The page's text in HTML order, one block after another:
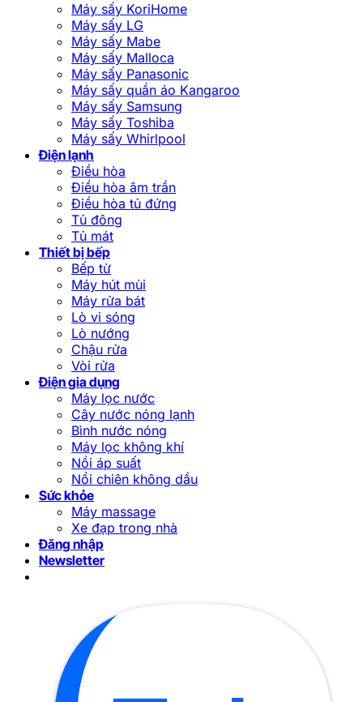
Máy sấy KoriHome
Máy sấy LG
Máy sấy Mabe
Máy sấy Malloca
Máy sấy Panasonic
Máy sấy quần áo Kangaroo
Máy sấy Samsung
Máy sấy Toshiba
Máy sấy Whirlpool
Điện lạnh
Điều hòa
Điều hòa âm trần
Điều hòa tủ đứng
Tủ đông
Tủ mát
Thiết bị bếp
Bếp từ
Máy hút mùi
Máy rửa bát
Lò vi sóng
Lò nướng
Chậu rửa
Vòi rửa
Điện gia dụng
Máy lọc nước
Cây nước nóng lạnh
Bình nước nóng
Máy lọc không khí
Nồi áp suất
Nồi chiên không dầu
Sức khỏe
Máy massage
Xe đạp trong nhà
Đăng nhập
Newsletter